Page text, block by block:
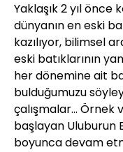
Yaklaşık 2 yıl
dünyanın en eski
kazılıyor, bilimsel
eski batıklarının
her dönemine ait
bulduğumuzu
çalışmalar... Örnek
başlayan Uluburun
boyunca devam